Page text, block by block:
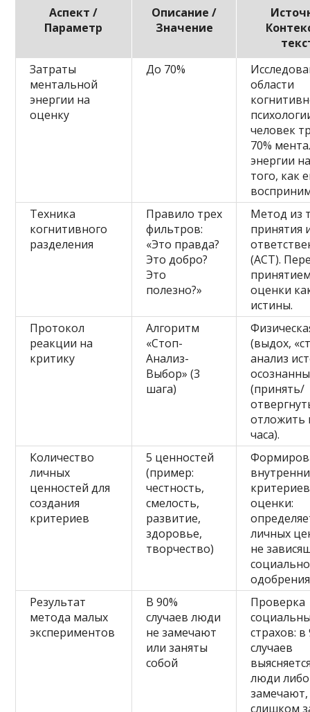
Аспект /
Параметр
Описание /
Значение
Затраты
ментальной
энергии на
оценку
До 70%
области
человек
70%
энергии
того, как
Техника
когнитивного
разделения
Правило трех
фильтров:
«Это правда?
Это добро?
Это
полезно?»
Метод из
принятия
(ACT).
оценки
истины.
Протокол
реакции на
критику
Алгоритм
«Стоп-
Анализ-
Выбор» (3
шага)
(выдох,
анализ
(принять/
отложить
часа).
Количество
личных
ценностей для
создания
критериев
5 ценностей
(пример:
честность,
смелость,
развитие,
здоровье,
творчество)
критериев
оценки:
личных
не
Результат
метода малых
экспериментов
В 90%
случаев люди
не замечают
или заняты
собой
Проверка
страхов: в
случаев
люди
слишком